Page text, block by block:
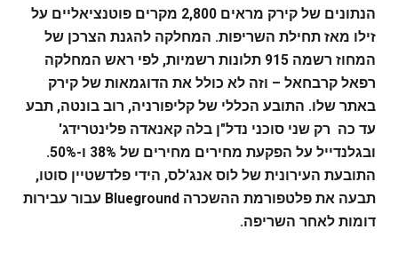
הנתונים של קירק מראים 2,800 מקרים פוטנציאליים על
זילו מאז תחילת השריפות. המחלקה להגנת הצרכן של
המחוז רשמה 915 תלונות רשמיות, לפי ראש המחלקה
רפאל קרבחאל – וזה לא כולל את הדוגמאות של קירק
באתר שלו. התובע הכללי של קליפורניה, רוב בונטה, תבע
עד כה רק שני סוכני נדל"ן בלה קאנאדה פלינטרידג'
ובגלנדייל על הפקעת מחירים מחירים של 38% ו-50%.
התובעת העירונית של לוס אנג'לס, הידי פלדשטיין סוטו,
תבעה את פלטפורמת ההשכרה Blueground עבור עבירות
דומות לאחר השריפה.